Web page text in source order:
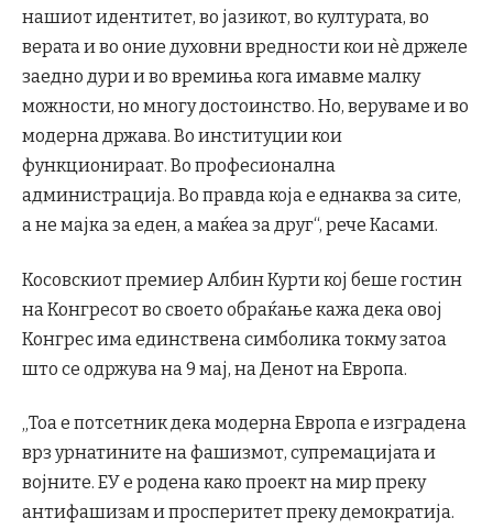
нашиот идентитет, во јазикот, во културата, во
верата и во оние духовни вредности кои нè држеле
заедно дури и во времиња кога имавме малку
можности, но многу достоинство. Но, веруваме и во
модерна држава. Во институции кои
функционираат. Во професионална
администрација. Во правда која е еднаква за сите,
а не мајка за еден, а маќеа за друг“, рече Касами.
Косовскиот премиер Албин Курти кој беше гостин
на Конгресот во своето обраќање кажа дека овој
Конгрес има единствена симболика токму затоа
што се одржува на 9 мај, на Денот на Европа.
„Тоа е потсетник дека модерна Европа е изградена
врз урнатините на фашизмот, супремацијата и
војните. ЕУ е родена како проект на мир преку
антифашизам и просперитет преку демократија.